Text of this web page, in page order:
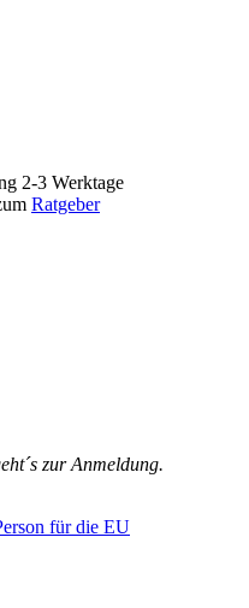
2-3 Werktage
Ratgeber
zur Anmeldung.
für die EU